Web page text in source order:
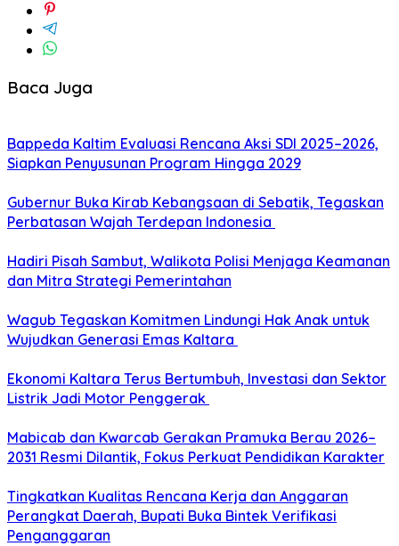
Baca Juga
Bappeda Kaltim Evaluasi Rencana Aksi SDI 2025–2026,
Siapkan Penyusunan Program Hingga 2029
Gubernur Buka Kirab Kebangsaan di Sebatik, Tegaskan
Perbatasan Wajah Terdepan Indonesia
Hadiri Pisah Sambut, Walikota Polisi Menjaga Keamanan
dan Mitra Strategi Pemerintahan
Wagub Tegaskan Komitmen Lindungi Hak Anak untuk
Wujudkan Generasi Emas Kaltara
Ekonomi Kaltara Terus Bertumbuh, Investasi dan Sektor
Listrik Jadi Motor Penggerak
Mabicab dan Kwarcab Gerakan Pramuka Berau 2026–
2031 Resmi Dilantik, Fokus Perkuat Pendidikan Karakter
Tingkatkan Kualitas Rencana Kerja dan Anggaran
Perangkat Daerah, Bupati Buka Bintek Verifikasi
Penganggaran